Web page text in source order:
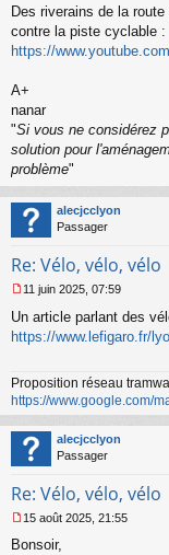
u
e
s
s
a
e
n
o
n
u
Des riverains de la
contre la piste cyclable :
https://
A+
nanar
"Si vous ne considérez
solution pour
problème"
alecjcclyon
Passager
Re: Vélo, vélo, vélo
e
s
g
e
n
o
n
l
11 juin 2025, 07:59
Un article parlant des
https://www.lefigaro.fr/
Proposition réseau
https://www.google.com/
alecjcclyon
Passager
Re: Vélo, vélo, vélo
e
15 août 2025, 21:55
Bonsoir,